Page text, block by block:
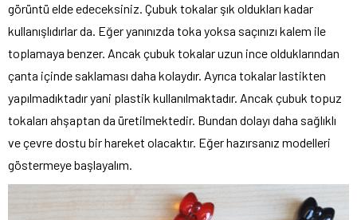
görüntü elde edeceksiniz. Çubuk tokalar şık oldukları kadar
kullanışlıdırlar da. Eğer yanınızda toka yoksa saçınızı kalem ile
toplamaya benzer. Ancak çubuk tokalar uzun ince olduklarından
çanta içinde saklaması daha kolaydır. Ayrıca tokalar lastikten
yapılmadıktadır yani plastik kullanılmaktadır. Ancak çubuk topuz
tokaları ahşaptan da üretilmektedir. Bundan dolayı daha sağlıklı
ve çevre dostu bir hareket olacaktır. Eğer hazırsanız modelleri
göstermeye başlayalım.